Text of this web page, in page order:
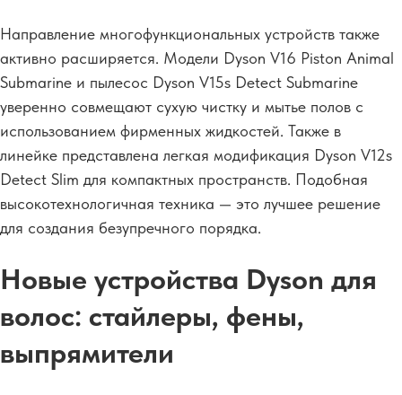
Направление многофункциональных устройств также
активно расширяется. Модели Dyson V16 Piston Animal
Submarine и пылесос Dyson V15s Detect Submarine
уверенно совмещают сухую чистку и мытье полов с
использованием фирменных жидкостей. Также в
линейке представлена легкая модификация Dyson V12s
Detect Slim для компактных пространств. Подобная
высокотехнологичная техника — это лучшее решение
для создания безупречного порядка.
Новые устройства Dyson для
волос: стайлеры, фены,
выпрямители